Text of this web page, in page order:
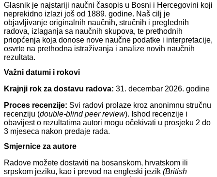
Glasnik je najstariji naučni časopis u Bosni i Hercegovini koji
neprekidno izlazi još od 1889. godine. Naš cilj je
objavljivanje originalnih naučnih, stručnih i preglednih
radova, izlaganja sa naučnih skupova, te prethodnih
priopćenja koja donose nove naučne podatke i interpretacije,
osvrte na prethodna istraživanja i analize novih naučnih
rezultata.
Važni datumi i rokovi
Krajnji rok za dostavu radova: 31. decembar 2026. godine
Proces recenzije: Svi radovi prolaze kroz anonimnu stručnu
recenziju (double-blind peer review). Ishod recenzije i
obavijest o rezultatima autori mogu očekivati u prosjeku 2 do
3 mjeseca nakon predaje rada.
Smjernice za autore
Radove možete dostaviti na bosanskom, hrvatskom ili
srpskom jeziku, kao i prevod na engleski jezik (British